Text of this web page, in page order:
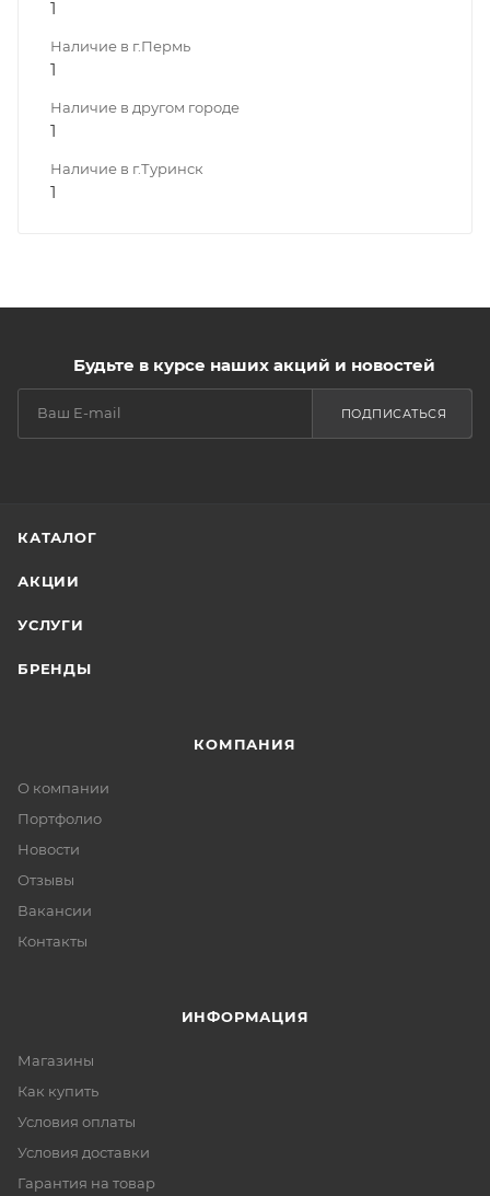
1
Наличие в г.Пермь
1
Наличие в другом городе
1
Наличие в г.Туринск
1
Будьте в курсе наших акций и новостей
ПОДПИСАТЬСЯ
КАТАЛОГ
АКЦИИ
УСЛУГИ
БРЕНДЫ
КОМПАНИЯ
О компании
Портфолио
Новости
Отзывы
Вакансии
Контакты
ИНФОРМАЦИЯ
Магазины
Как купить
Условия оплаты
Условия доставки
Гарантия на товар